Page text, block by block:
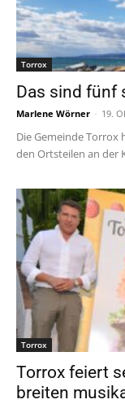
Torrox
Das sind fünf
Marlene Wörner - 19.
Die Gemeinde Torrox
den Ortsteilen an der
Torrox
Torrox feiert
breiten